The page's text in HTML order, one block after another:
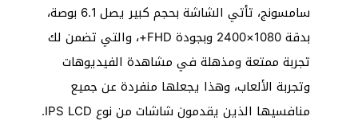
سامسونج، تأتي الشاشة بحجم كبير يصل 6.1 بوصة،
بدقة 1080×2400 وبجودة FHD+، والتي تضمن لك
تجربة ممتعة ومذهلة في مشاهدة الفيديوهات
وتجربة الألعاب، وهذا يجعلها منفردة عن جميع
منافسيها الذين يقدمون شاشات من نوع IPS LCD.